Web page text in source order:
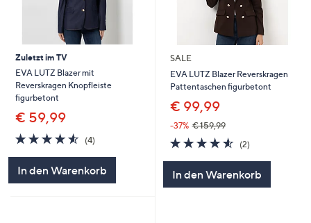
Zuletzt im TV
EVA LUTZ Blazer mit
Reverskragen Knopfleiste
figurbetont
€ 59,99
4.5
von
(4)4
In den Warenkorb
SALE
EVA LUTZ Blazer Reverskragen
Pattentaschen figurbetont
€ 99,99
-37% € 159,99
4.5
von
(2)2
In den Warenkorb